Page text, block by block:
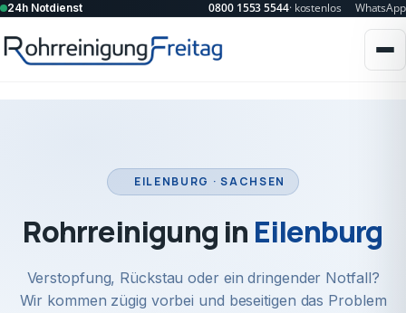
24h Notdienst 0800 1553 5544· kostenlos WhatsApp
EILENBURG · SACHSEN
Rohrreinigung in Eilenburg
Verstopfung, Rückstau oder ein dringender Notfall?
Wir kommen zügig vorbei und beseitigen das Problem